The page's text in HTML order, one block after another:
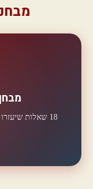
18 שאלות שיעזרו לך להבדיל בין חרדה פנימית לדפוס חיצוני